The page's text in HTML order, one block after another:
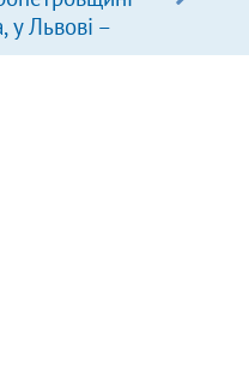
у Львові –